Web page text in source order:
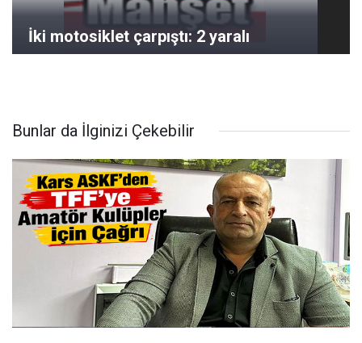
İki motosiklet çarpıştı: 2 yaralı
Bunlar da İlginizi Çekebilir